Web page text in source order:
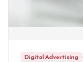
Digital Advertising